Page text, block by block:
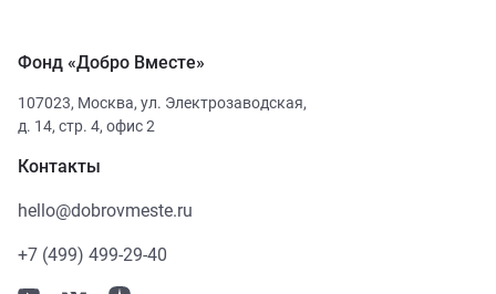
Фонд «Добро Вместе»
107023, Москва, ул. Электрозаводская,
д. 14, стр. 4, офис 2
Контакты
hello@dobrovmeste.ru
+7 (499) 499-29-40